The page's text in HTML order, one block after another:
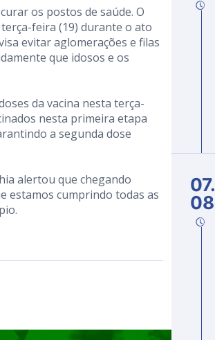
os postos de saúde. O
feira (19) durante o ato
evitar aglomerações e filas
que idosos e os
da vacina nesta terça-
nesta primeira etapa
a segunda dose
alertou que chegando
estamos cumprindo todas as
07.
08